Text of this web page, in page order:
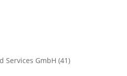
Services GmbH (41)